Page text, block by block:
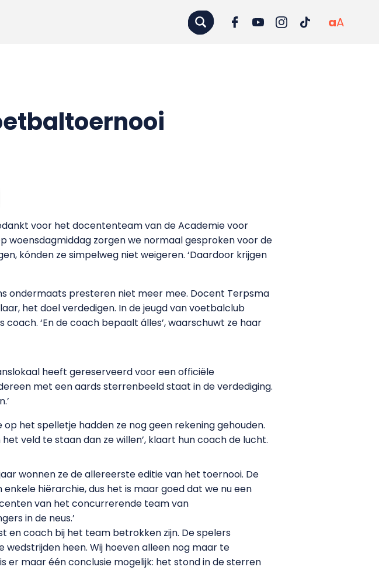
aA
voor het docententeam van de Academie voor
woensdagmiddag zorgen we normaal gesproken voor de
kónden ze simpelweg niet weigeren. ‘Daardoor krijgen
ondermaats presteren niet meer mee. Docent Terpsma
het doel verdedigen. In de jeugd van voetbalclub
‘En de coach bepaalt álles’, waarschuwt ze haar
heeft gereserveerd voor een officiële
met een aards sterrenbeeld staat in de verdediging.
het spelletje hadden ze nog geen rekening gehouden.
veld te staan dan ze willen’, klaart hun coach de lucht.
wonnen ze de allereerste editie van het toernooi. De
hiërarchie, dus het is maar goed dat we nu een
van het concurrerende team van
in de neus.’
en coach bij het team betrokken zijn. De spelers
wedstrijden heen. Wij hoeven alleen nog maar te
er maar één conclusie mogelijk: het stond in de sterren